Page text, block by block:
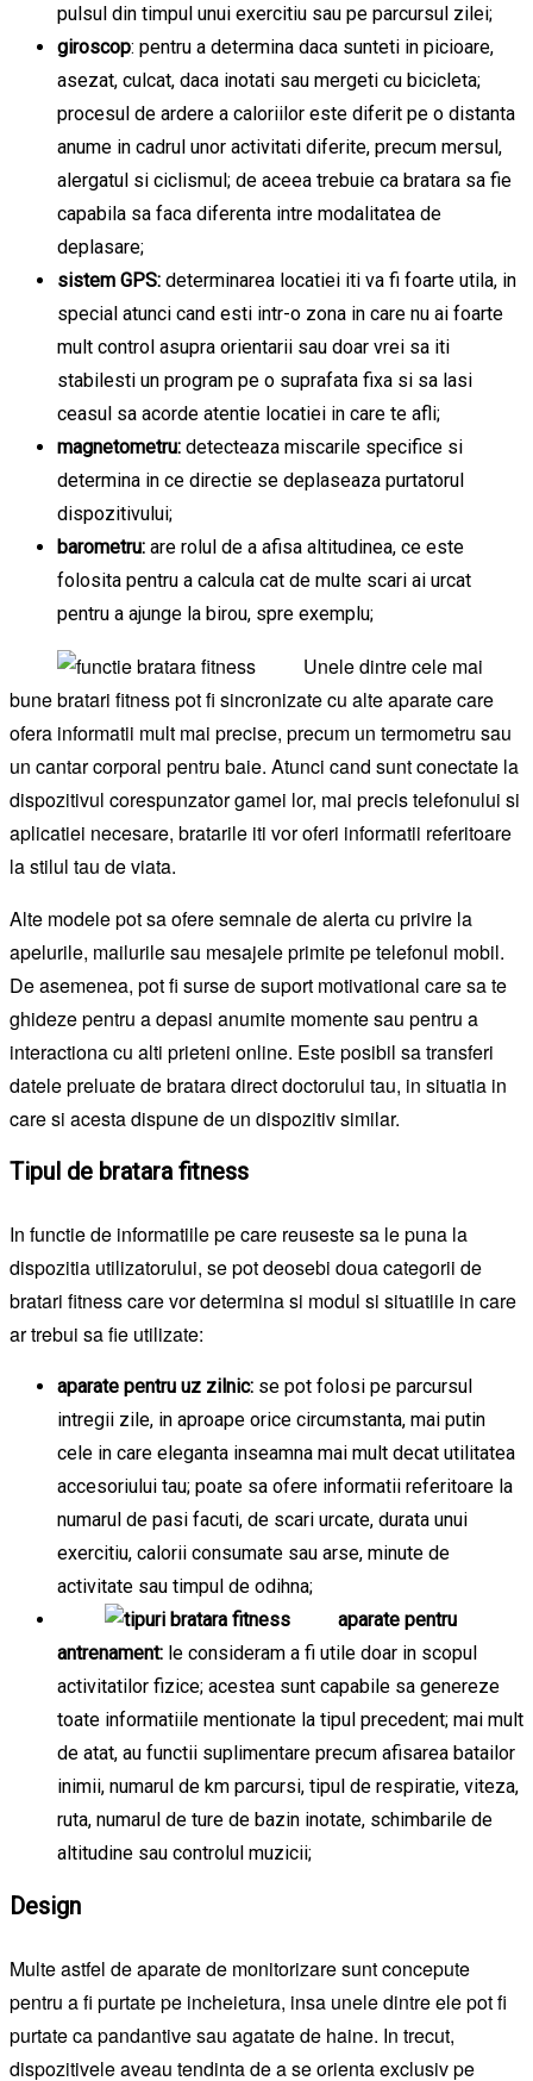
pulsul din timpul unui exercitiu sau pe parcursul zilei;
giroscop: pentru a determina daca sunteti in picioare,
asezat, culcat, daca inotati sau mergeti cu bicicleta;
procesul de ardere a caloriilor este diferit pe o distanta
anume in cadrul unor activitati diferite, precum mersul,
alergatul si ciclismul; de aceea trebuie ca bratara sa fie
capabila sa faca diferenta intre modalitatea de
deplasare;
sistem GPS: determinarea locatiei iti va fi foarte utila, in
special atunci cand esti intr-o zona in care nu ai foarte
mult control asupra orientarii sau doar vrei sa iti
stabilesti un program pe o suprafata fixa si sa lasi
ceasul sa acorde atentie locatiei in care te afli;
magnetometru: detecteaza miscarile specifice si
determina in ce directie se deplaseaza purtatorul
dispozitivului;
barometru: are rolul de a afisa altitudinea, ce este
folosita pentru a calcula cat de multe scari ai urcat
pentru a ajunge la birou, spre exemplu;
Unele dintre cele mai
bune bratari fitness pot fi sincronizate cu alte aparate care
ofera informatii mult mai precise, precum un termometru sau
un cantar corporal pentru baie. Atunci cand sunt conectate la
dispozitivul corespunzator gamei lor, mai precis telefonului si
aplicatiei necesare, bratarile iti vor oferi informatii referitoare
la stilul tau de viata.
Alte modele pot sa ofere semnale de alerta cu privire la
apelurile, mailurile sau mesajele primite pe telefonul mobil.
De asemenea, pot fi surse de suport motivational care sa te
ghideze pentru a depasi anumite momente sau pentru a
interactiona cu alti prieteni online. Este posibil sa transferi
datele preluate de bratara direct doctorului tau, in situatia in
care si acesta dispune de un dispozitiv similar.
Tipul de bratara fitness
In functie de informatiile pe care reuseste sa le puna la
dispozitia utilizatorului, se pot deosebi doua categorii de
bratari fitness care vor determina si modul si situatiile in care
ar trebui sa fie utilizate:
aparate pentru uz zilnic: se pot folosi pe parcursul
intregii zile, in aproape orice circumstanta, mai putin
cele in care eleganta inseamna mai mult decat utilitatea
accesoriului tau; poate sa ofere informatii referitoare la
numarul de pasi facuti, de scari urcate, durata unui
exercitiu, calorii consumate sau arse, minute de
activitate sau timpul de odihna;
aparate pentru
antrenament: le consideram a fi utile doar in scopul
activitatilor fizice; acestea sunt capabile sa genereze
toate informatiile mentionate la tipul precedent; mai mult
de atat, au functii suplimentare precum afisarea batailor
inimii, numarul de km parcursi, tipul de respiratie, viteza,
ruta, numarul de ture de bazin inotate, schimbarile de
altitudine sau controlul muzicii;
Design
Multe astfel de aparate de monitorizare sunt concepute
pentru a fi purtate pe incheietura, insa unele dintre ele pot fi
purtate ca pandantive sau agatate de haine. In trecut,
dispozitivele aveau tendinta de a se orienta exclusiv pe